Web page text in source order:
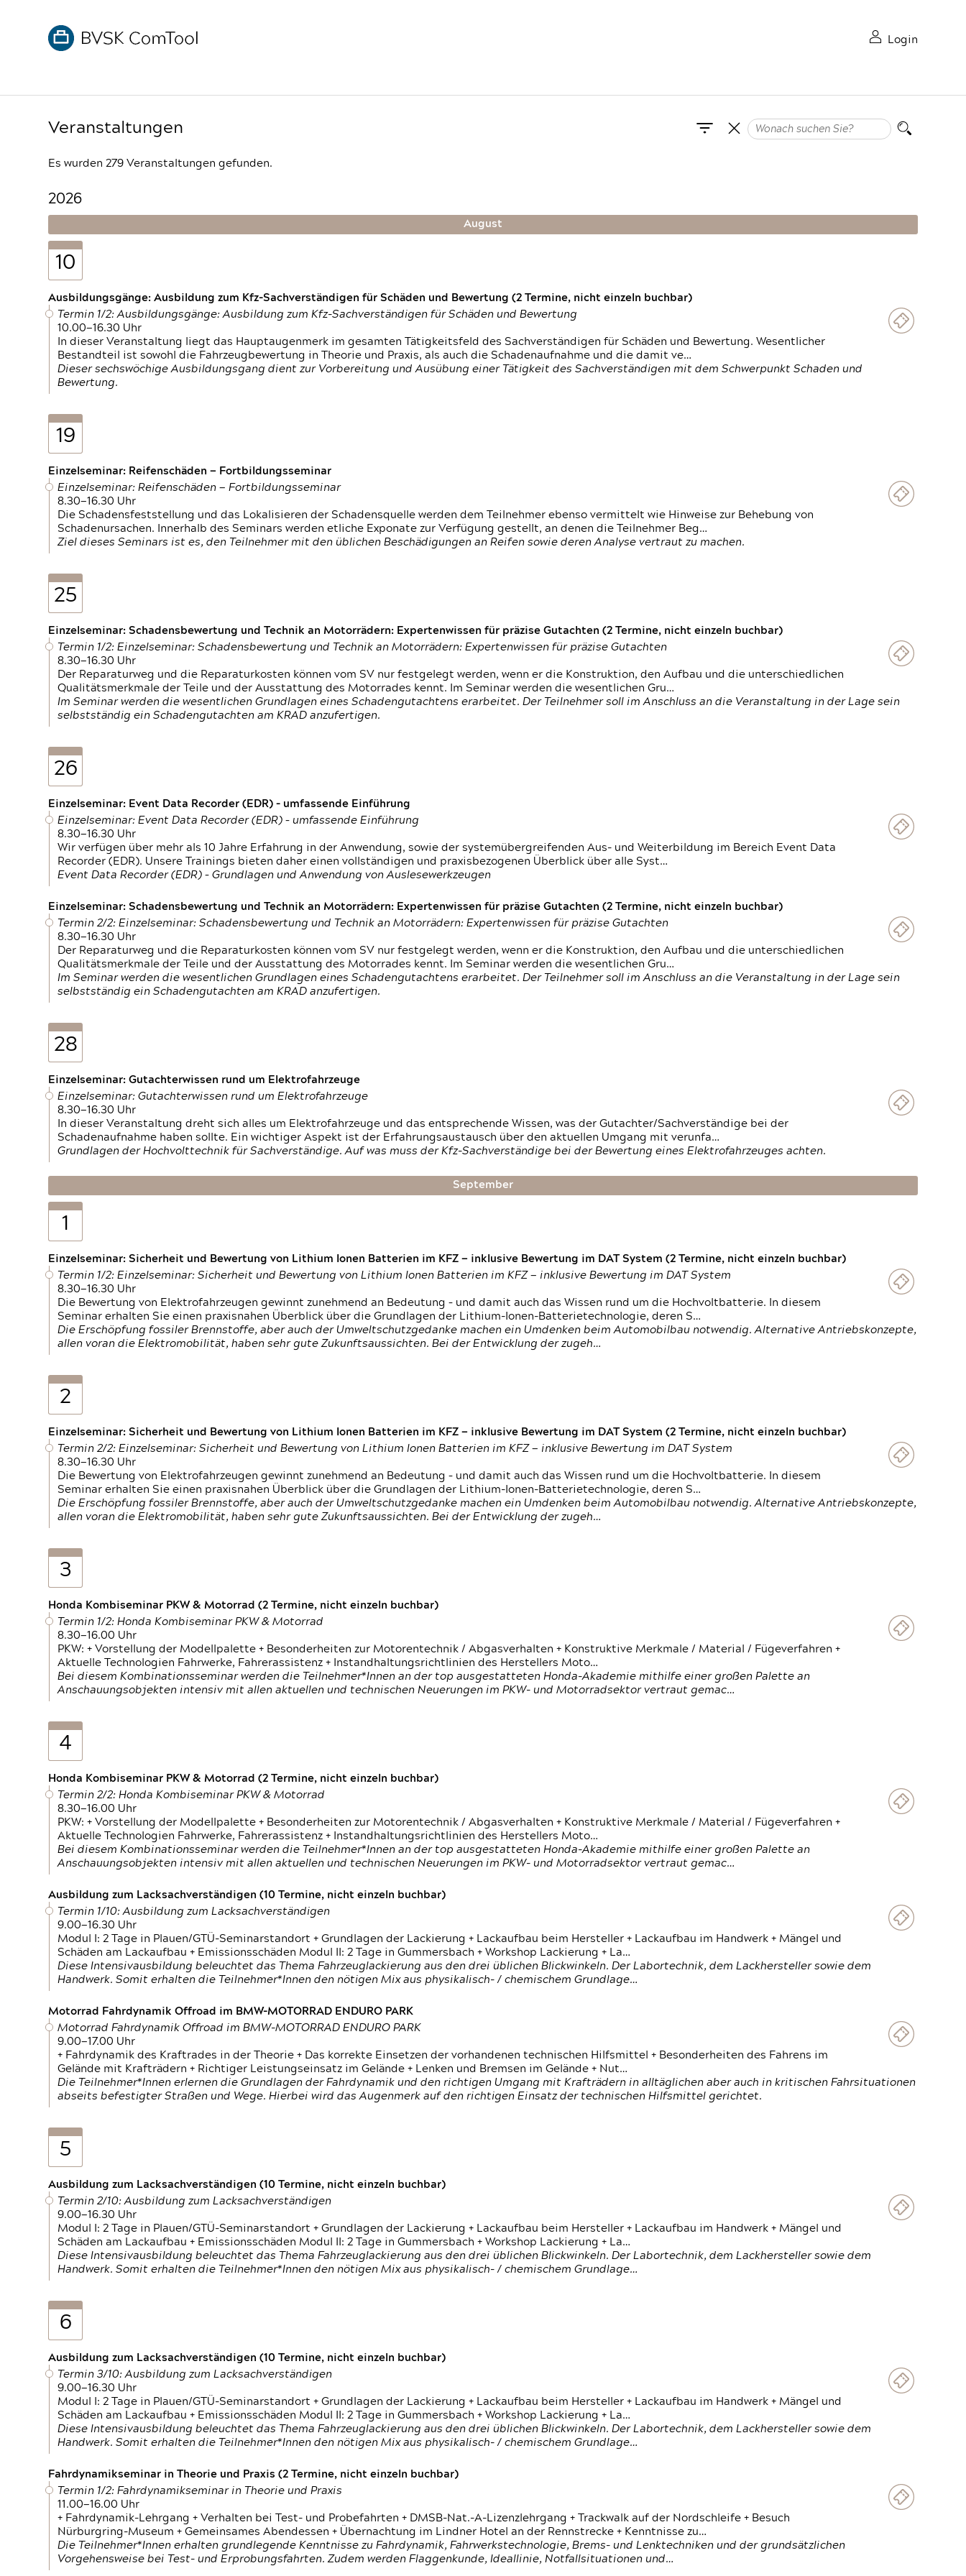
Login
Veranstaltungen
Es wurden 279 Veranstaltungen gefunden.
2026
August
10
Ausbildungsgänge: Ausbildung zum Kfz-Sachverständigen für Schäden und Bewertung (2 Termine, nicht einzeln buchbar)
Termin 1/2: Ausbildungsgänge: Ausbildung zum Kfz-Sachverständigen für Schäden und Bewertung
10.00—16.30 Uhr
In dieser Veranstaltung liegt das Hauptaugenmerk im gesamten Tätigkeitsfeld des Sachverständigen für Schäden und Bewertung. Wesentlicher
Bestandteil ist sowohl die Fahrzeugbewertung in Theorie und Praxis, als auch die Schadenaufnahme und die damit ve…
Dieser sechswöchige Ausbildungsgang dient zur Vorbereitung und Ausübung einer Tätigkeit des Sachverständigen mit dem Schwerpunkt Schaden und
Bewertung.
19
Einzelseminar: Reifenschäden — Fortbildungsseminar
Einzelseminar: Reifenschäden — Fortbildungsseminar
8.30—16.30 Uhr
Die Schadensfeststellung und das Lokalisieren der Schadensquelle werden dem Teilnehmer ebenso vermittelt wie Hinweise zur Behebung von
Schadenursachen. Innerhalb des Seminars werden etliche Exponate zur Verfügung gestellt, an denen die Teilnehmer Beg…
Ziel dieses Seminars ist es, den Teilnehmer mit den üblichen Beschädigungen an Reifen sowie deren Analyse vertraut zu machen.
25
Einzelseminar: Schadensbewertung und Technik an Motorrädern: Expertenwissen für präzise Gutachten (2 Termine, nicht einzeln buchbar)
Termin 1/2: Einzelseminar: Schadensbewertung und Technik an Motorrädern: Expertenwissen für präzise Gutachten
8.30—16.30 Uhr
Der Reparaturweg und die Reparaturkosten können vom SV nur festgelegt werden, wenn er die Konstruktion, den Aufbau und die unterschiedlichen
Qualitätsmerkmale der Teile und der Ausstattung des Motorrades kennt. Im Seminar werden die wesentlichen Gru…
Im Seminar werden die wesentlichen Grundlagen eines Schadengutachtens erarbeitet. Der Teilnehmer soll im Anschluss an die Veranstaltung in der Lage sein
selbstständig ein Schadengutachten am KRAD anzufertigen.
26
Einzelseminar: Event Data Recorder (EDR) – umfassende Einführung
Einzelseminar: Event Data Recorder (EDR) – umfassende Einführung
8.30—16.30 Uhr
Wir verfügen über mehr als 10 Jahre Erfahrung in der Anwendung, sowie der systemübergreifenden Aus- und Weiterbildung im Bereich Event Data
Recorder (EDR). Unsere Trainings bieten daher einen vollständigen und praxisbezogenen Überblick über alle Syst…
Event Data Recorder (EDR) – Grundlagen und Anwendung von Auslesewerkzeugen
Einzelseminar: Schadensbewertung und Technik an Motorrädern: Expertenwissen für präzise Gutachten (2 Termine, nicht einzeln buchbar)
Termin 2/2: Einzelseminar: Schadensbewertung und Technik an Motorrädern: Expertenwissen für präzise Gutachten
8.30—16.30 Uhr
Der Reparaturweg und die Reparaturkosten können vom SV nur festgelegt werden, wenn er die Konstruktion, den Aufbau und die unterschiedlichen
Qualitätsmerkmale der Teile und der Ausstattung des Motorrades kennt. Im Seminar werden die wesentlichen Gru…
Im Seminar werden die wesentlichen Grundlagen eines Schadengutachtens erarbeitet. Der Teilnehmer soll im Anschluss an die Veranstaltung in der Lage sein
selbstständig ein Schadengutachten am KRAD anzufertigen.
28
Einzelseminar: Gutachterwissen rund um Elektrofahrzeuge
Einzelseminar: Gutachterwissen rund um Elektrofahrzeuge
8.30—16.30 Uhr
In dieser Veranstaltung dreht sich alles um Elektrofahrzeuge und das entsprechende Wissen, was der Gutachter/Sachverständige bei der
Schadenaufnahme haben sollte. Ein wichtiger Aspekt ist der Erfahrungsaustausch über den aktuellen Umgang mit verunfa…
Grundlagen der Hochvolttechnik für Sachverständige. Auf was muss der Kfz-Sachverständige bei der Bewertung eines Elektrofahrzeuges achten.
September
1
Einzelseminar: Sicherheit und Bewertung von Lithium Ionen Batterien im KFZ — inklusive Bewertung im DAT System (2 Termine, nicht einzeln buchbar)
Termin 1/2: Einzelseminar: Sicherheit und Bewertung von Lithium Ionen Batterien im KFZ — inklusive Bewertung im DAT System
8.30—16.30 Uhr
Die Bewertung von Elektrofahrzeugen gewinnt zunehmend an Bedeutung – und damit auch das Wissen rund um die Hochvoltbatterie. In diesem
Seminar erhalten Sie einen praxisnahen Überblick über die Grundlagen der Lithium-Ionen-Batterietechnologie, deren S…
Die Erschöpfung fossiler Brennstoffe, aber auch der Umweltschutzgedanke machen ein Umdenken beim Automobilbau notwendig. Alternative Antriebskonzepte,
allen voran die Elektromobilität, haben sehr gute Zukunftsaussichten. Bei der Entwicklung der zugeh…
2
Einzelseminar: Sicherheit und Bewertung von Lithium Ionen Batterien im KFZ — inklusive Bewertung im DAT System (2 Termine, nicht einzeln buchbar)
Termin 2/2: Einzelseminar: Sicherheit und Bewertung von Lithium Ionen Batterien im KFZ — inklusive Bewertung im DAT System
8.30—16.30 Uhr
Die Bewertung von Elektrofahrzeugen gewinnt zunehmend an Bedeutung – und damit auch das Wissen rund um die Hochvoltbatterie. In diesem
Seminar erhalten Sie einen praxisnahen Überblick über die Grundlagen der Lithium-Ionen-Batterietechnologie, deren S…
Die Erschöpfung fossiler Brennstoffe, aber auch der Umweltschutzgedanke machen ein Umdenken beim Automobilbau notwendig. Alternative Antriebskonzepte,
allen voran die Elektromobilität, haben sehr gute Zukunftsaussichten. Bei der Entwicklung der zugeh…
3
Honda Kombiseminar PKW & Motorrad (2 Termine, nicht einzeln buchbar)
Termin 1/2: Honda Kombiseminar PKW & Motorrad
8.30—16.00 Uhr
PKW: + Vorstellung der Modellpalette + Besonderheiten zur Motorentechnik / Abgasverhalten + Konstruktive Merkmale / Material / Fügeverfahren +
Aktuelle Technologien Fahrwerke, Fahrerassistenz + Instandhaltungsrichtlinien des Herstellers Moto…
Bei diesem Kombinationsseminar werden die Teilnehmer*Innen an der top ausgestatteten Honda-Akademie mithilfe einer großen Palette an
Anschauungsobjekten intensiv mit allen aktuellen und technischen Neuerungen im PKW- und Motorradsektor vertraut gemac…
4
Honda Kombiseminar PKW & Motorrad (2 Termine, nicht einzeln buchbar)
Termin 2/2: Honda Kombiseminar PKW & Motorrad
8.30—16.00 Uhr
PKW: + Vorstellung der Modellpalette + Besonderheiten zur Motorentechnik / Abgasverhalten + Konstruktive Merkmale / Material / Fügeverfahren +
Aktuelle Technologien Fahrwerke, Fahrerassistenz + Instandhaltungsrichtlinien des Herstellers Moto…
Bei diesem Kombinationsseminar werden die Teilnehmer*Innen an der top ausgestatteten Honda-Akademie mithilfe einer großen Palette an
Anschauungsobjekten intensiv mit allen aktuellen und technischen Neuerungen im PKW- und Motorradsektor vertraut gemac…
Ausbildung zum Lacksachverständigen (10 Termine, nicht einzeln buchbar)
Termin 1/10: Ausbildung zum Lacksachverständigen
9.00—16.30 Uhr
Modul I: 2 Tage in Plauen/GTÜ-Seminarstandort + Grundlagen der Lackierung + Lackaufbau beim Hersteller + Lackaufbau im Handwerk + Mängel und
Schäden am Lackaufbau + Emissionsschäden Modul II: 2 Tage in Gummersbach + Workshop Lackierung + La…
Diese Intensivausbildung beleuchtet das Thema Fahrzeuglackierung aus den drei üblichen Blickwinkeln. Der Labortechnik, dem Lackhersteller sowie dem
Handwerk. Somit erhalten die Teilnehmer*Innen den nötigen Mix aus physikalisch- / chemischem Grundlage…
Motorrad Fahrdynamik Offroad im BMW-MOTORRAD ENDURO PARK
Motorrad Fahrdynamik Offroad im BMW-MOTORRAD ENDURO PARK
9.00—17.00 Uhr
+ Fahrdynamik des Kraftrades in der Theorie + Das korrekte Einsetzen der vorhandenen technischen Hilfsmittel + Besonderheiten des Fahrens im
Gelände mit Krafträdern + Richtiger Leistungseinsatz im Gelände + Lenken und Bremsen im Gelände + Nut…
Die Teilnehmer*Innen erlernen die Grundlagen der Fahrdynamik und den richtigen Umgang mit Krafträdern in alltäglichen aber auch in kritischen Fahrsituationen
abseits befestigter Straßen und Wege. Hierbei wird das Augenmerk auf den richtigen Einsatz der technischen Hilfsmittel gerichtet.
5
Ausbildung zum Lacksachverständigen (10 Termine, nicht einzeln buchbar)
Termin 2/10: Ausbildung zum Lacksachverständigen
9.00—16.30 Uhr
Modul I: 2 Tage in Plauen/GTÜ-Seminarstandort + Grundlagen der Lackierung + Lackaufbau beim Hersteller + Lackaufbau im Handwerk + Mängel und
Schäden am Lackaufbau + Emissionsschäden Modul II: 2 Tage in Gummersbach + Workshop Lackierung + La…
Diese Intensivausbildung beleuchtet das Thema Fahrzeuglackierung aus den drei üblichen Blickwinkeln. Der Labortechnik, dem Lackhersteller sowie dem
Handwerk. Somit erhalten die Teilnehmer*Innen den nötigen Mix aus physikalisch- / chemischem Grundlage…
6
Ausbildung zum Lacksachverständigen (10 Termine, nicht einzeln buchbar)
Termin 3/10: Ausbildung zum Lacksachverständigen
9.00—16.30 Uhr
Modul I: 2 Tage in Plauen/GTÜ-Seminarstandort + Grundlagen der Lackierung + Lackaufbau beim Hersteller + Lackaufbau im Handwerk + Mängel und
Schäden am Lackaufbau + Emissionsschäden Modul II: 2 Tage in Gummersbach + Workshop Lackierung + La…
Diese Intensivausbildung beleuchtet das Thema Fahrzeuglackierung aus den drei üblichen Blickwinkeln. Der Labortechnik, dem Lackhersteller sowie dem
Handwerk. Somit erhalten die Teilnehmer*Innen den nötigen Mix aus physikalisch- / chemischem Grundlage…
Fahrdynamikseminar in Theorie und Praxis (2 Termine, nicht einzeln buchbar)
Termin 1/2: Fahrdynamikseminar in Theorie und Praxis
11.00—16.00 Uhr
+ Fahrdynamik-Lehrgang + Verhalten bei Test- und Probefahrten + DMSB-Nat.-A-Lizenzlehrgang + Trackwalk auf der Nordschleife + Besuch
Nürburgring-Museum + Gemeinsames Abendessen + Übernachtung im Lindner Hotel an der Rennstrecke + Kenntnisse zu…
Die Teilnehmer*Innen erhalten grundlegende Kenntnisse zu Fahrdynamik, Fahrwerkstechnologie, Brems- und Lenktechniken und der grundsätzlichen
Vorgehensweise bei Test- und Erprobungsfahrten. Zudem werden Flaggenkunde, Ideallinie, Notfallsituationen und…